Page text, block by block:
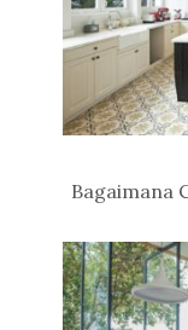
Bagaimana